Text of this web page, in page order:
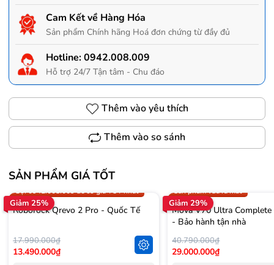
Cam Kết về Hàng Hóa
Sản phẩm Chính hãng Hoá đơn chứng từ đầy đủ
Hotline:0942.008.009
Hỗ trợ 24/7 Tận tâm - Chu đáo
Thêm vào yêu thích
Thêm vào so sánh
SẢN PHẨM GIÁ TỐT
Giảm 25%
Trợ giá 300.000đ
Gọi 0942.008.009 để có giá TỐT nhất
Roborock Qrevo 2 Pro - Quốc Tế
17.990.000₫
13.490.000₫
Giảm 29%
Sản phẩm vừa ra mắt
Mova V70 Ultra
- Bảo hành tận nhà
40.790.000₫
29.000.000₫